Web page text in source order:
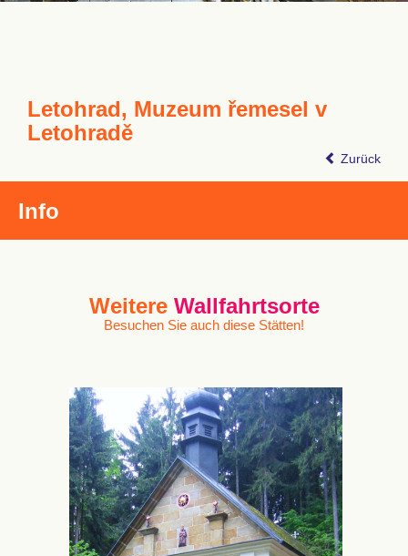
Letohrad, Muzeum řemesel v
Letohradě
Zurück
Info
Weitere Wallfahrtsorte
Besuchen Sie auch diese Stätten!